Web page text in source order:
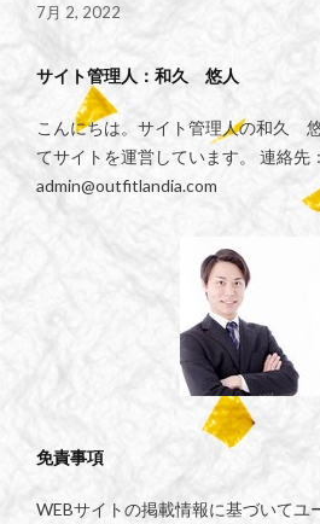
7月 2, 2022
サイト管理人：和久 悠人
こんにちは。サイト管理人の和久
てサイトを運営しています。 連絡先：
admin@outfitlandia.com
免責事項
WEBサイトの掲載情報に基づいてユ